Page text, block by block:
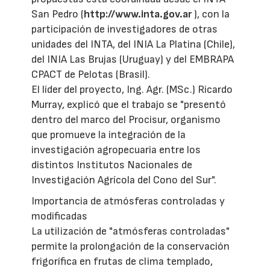
San Pedro (http://www.inta.gov.ar), con la
participación de investigadores de otras
unidades del INTA, del INIA La Platina (Chile),
del INIA Las Brujas (Uruguay) y del EMBRAPA
CPACT de Pelotas (Brasil).
El líder del proyecto, Ing. Agr. (MSc.) Ricardo
Murray, explicó que el trabajo se "presentó
dentro del marco del Procisur, organismo
que promueve la integración de la
investigación agropecuaria entre los
distintos Institutos Nacionales de
Investigación Agrícola del Cono del Sur".
Importancia de atmósferas controladas y
modificadas
La utilización de "atmósferas controladas"
permite la prolongación de la conservación
frigorífica en frutas de clima templado,